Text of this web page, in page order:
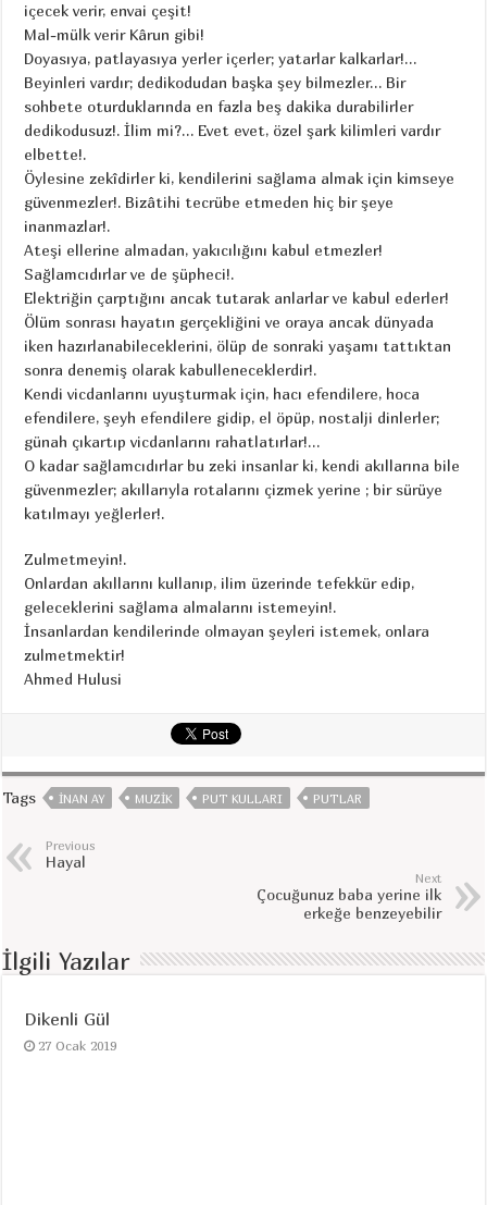
içecek verir, envai çeşit!
Mal-mülk verir Kârun gibi!
Doyasıya, patlayasıya yerler içerler; yatarlar kalkarlar!…
Beyinleri vardır; dedikodudan başka şey bilmezler… Bir
sohbete oturduklarında en fazla beş dakika durabilirler
dedikodusuz!. İlim mi?… Evet evet, özel şark kilimleri vardır
elbette!.
Öylesine zekîdirler ki, kendilerini sağlama almak için kimseye
güvenmezler!. Bizâtihi tecrübe etmeden hiç bir şeye
inanmazlar!.
Ateşi ellerine almadan, yakıcılığını kabul etmezler!
Sağlamcıdırlar ve de şüpheci!.
Elektriğin çarptığını ancak tutarak anlarlar ve kabul ederler!
Ölüm sonrası hayatın gerçekliğini ve oraya ancak dünyada
iken hazırlanabileceklerini, ölüp de sonraki yaşamı tattıktan
sonra denemiş olarak kabulleneceklerdir!.
Kendi vicdanlarını uyuşturmak için, hacı efendilere, hoca
efendilere, şeyh efendilere gidip, el öpüp, nostalji dinlerler;
günah çıkartıp vicdanlarını rahatlatırlar!…
O kadar sağlamcıdırlar bu zeki insanlar ki, kendi akıllarına bile
güvenmezler; akıllarıyla rotalarını çizmek yerine ; bir sürüye
katılmayı yeğlerler!.
Zulmetmeyin!.
Onlardan akıllarını kullanıp, ilim üzerinde tefekkür edip,
geleceklerini sağlama almalarını istemeyin!.
İnsanlardan kendilerinde olmayan şeyleri istemek, onlara
zulmetmektir!
Ahmed Hulusi
Tags INAN AY MUZIK PUT KULLARI PUTLAR
Previous
Hayal
Next
Çocuğunuz baba yerine ilk
erkeğe benzeyebilir
İlgili Yazılar
Dikenli Gül
27 Ocak 2019